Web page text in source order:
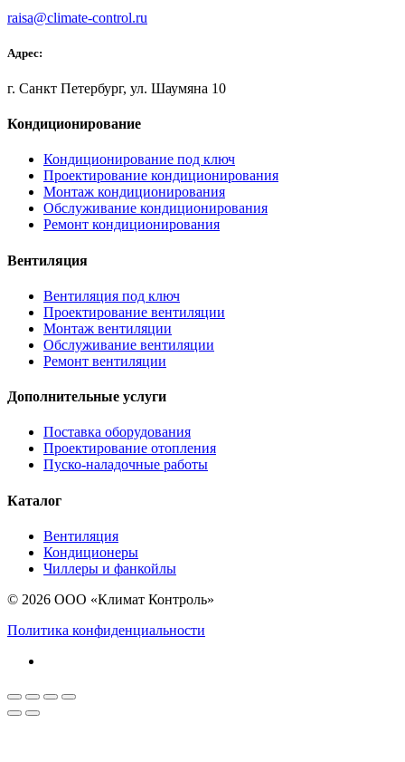
raisa@climate-control.ru
Адрес:
г. Санкт Петербург, ул. Шаумяна 10
Кондиционирование
Кондиционирование под ключ
Проектирование кондиционирования
Монтаж кондиционирования
Обслуживание кондиционирования
Ремонт кондиционирования
Вентиляция
Вентиляция под ключ
Проектирование вентиляции
Монтаж вентиляции
Обслуживание вентиляции
Ремонт вентиляции
Дополнительные услуги
Поставка оборудования
Проектирование отопления
Пуско-наладочные работы
Каталог
Вентиляция
Кондиционеры
Чиллеры и фанкойлы
© 2026 ООО «Климат Контроль»
Политика конфиденциальности